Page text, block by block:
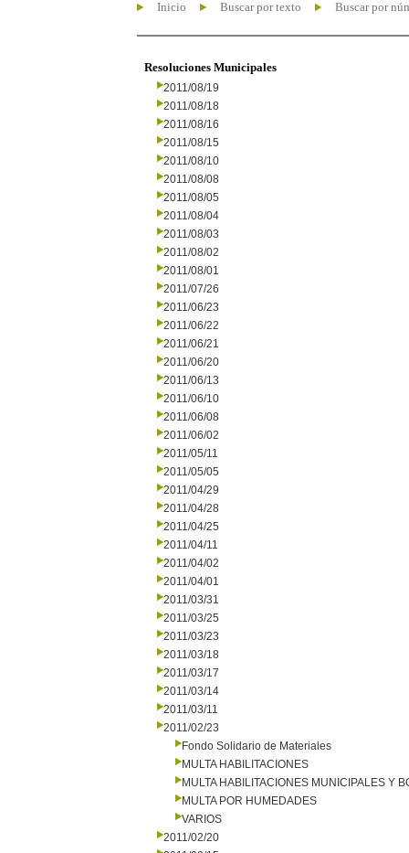
Inicio Buscar por texto Buscar por
Resoluciones Municipales
2011/08/19
2011/08/18
2011/08/16
2011/08/15
2011/08/10
2011/08/08
2011/08/05
2011/08/04
2011/08/03
2011/08/02
2011/08/01
2011/07/26
2011/06/23
2011/06/22
2011/06/21
2011/06/20
2011/06/13
2011/06/10
2011/06/08
2011/06/02
2011/05/11
2011/05/05
2011/04/29
2011/04/28
2011/04/25
2011/04/11
2011/04/02
2011/04/01
2011/03/31
2011/03/25
2011/03/23
2011/03/18
2011/03/17
2011/03/14
2011/03/11
2011/02/23
Fondo Solidario de Materiales
MULTA HABILITACIONES
MULTA HABILITACIONES MUNICIPALES Y
MULTA POR HUMEDADES
VARIOS
2011/02/20